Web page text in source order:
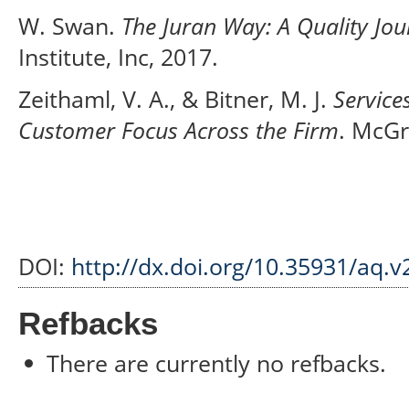
W. Swan. The Juran Way: A Quality
Institute, Inc, 2017.
Zeithaml, V. A., & Bitner, M. J.
Customer Focus Across the Firm.
DOI: http://dx.doi.org/10.35931/
Refbacks
There are currently no refbacks.